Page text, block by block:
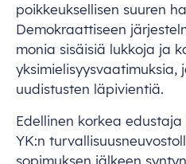
poikkeuksellisen suuren
Demokraattiseen
monia sisäisiä lukkoja ja
uudistusten läpivientiä.
Edellinen korkea
YK:n
sopimuksen jälkeen